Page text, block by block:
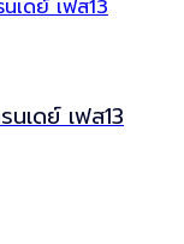
นเดย์ เฟส13